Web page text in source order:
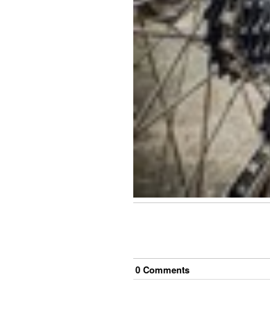
0 Comments